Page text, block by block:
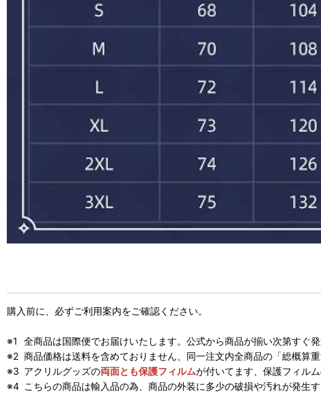
購入前に、必ずご利用案内をご確認ください。
全商品は国際便でお届けいたします。公式から商品が揃い次第すぐ
商品価格は送料を含めておりません、同一注文内全商品の「総概算重
アクリルグッズの両面とも保護フィルムが付いてます、保護フィル
こちらの商品は輸入品の為、商品の外装に多少の破損や汚れが発生